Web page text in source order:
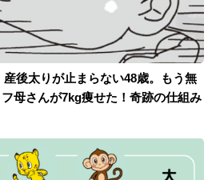
後太りが止まらない48歳。もう無
母さんが7kg痩せた！奇跡の仕組み